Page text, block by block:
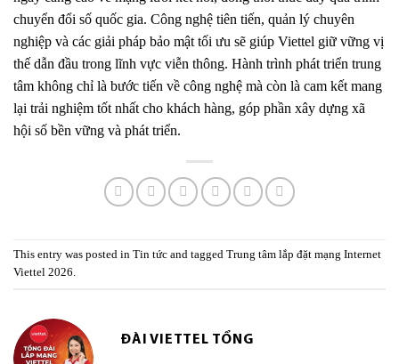
chuyển đổi số quốc gia. Công nghệ tiên tiến, quản lý chuyên
nghiệp và các giải pháp bảo mật tối ưu sẽ giúp Viettel giữ vững vị
thế dẫn đầu trong lĩnh vực viễn thông. Hành trình phát triển trung
tâm không chỉ là bước tiến về công nghệ mà còn là cam kết mang
lại trải nghiệm tốt nhất cho khách hàng, góp phần xây dựng xã
hội số bền vững và phát triển.
This entry was posted in Tin tức and tagged Trung tâm lắp đặt mạng Internet
Viettel 2026.
ĐÀI VIETTEL TỔNG